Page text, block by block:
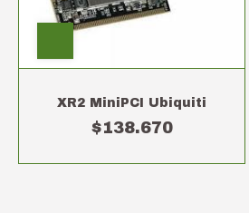
XR2 MiniPCI Ubiquiti
$138.670